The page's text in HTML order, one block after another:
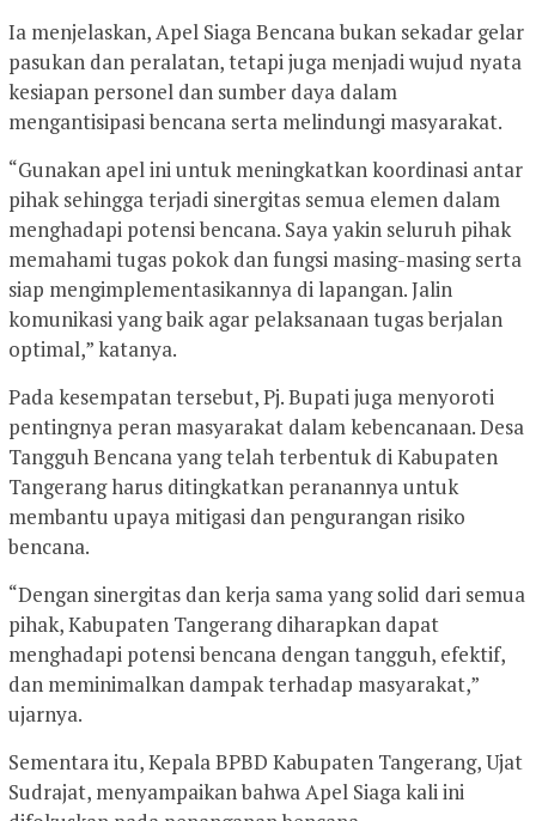
Ia menjelaskan, Apel Siaga Bencana bukan sekadar gelar
pasukan dan peralatan, tetapi juga menjadi wujud nyata
kesiapan personel dan sumber daya dalam
mengantisipasi bencana serta melindungi masyarakat.
“Gunakan apel ini untuk meningkatkan koordinasi antar
pihak sehingga terjadi sinergitas semua elemen dalam
menghadapi potensi bencana. Saya yakin seluruh pihak
memahami tugas pokok dan fungsi masing-masing serta
siap mengimplementasikannya di lapangan. Jalin
komunikasi yang baik agar pelaksanaan tugas berjalan
optimal,” katanya.
Pada kesempatan tersebut, Pj. Bupati juga menyoroti
pentingnya peran masyarakat dalam kebencanaan. Desa
Tangguh Bencana yang telah terbentuk di Kabupaten
Tangerang harus ditingkatkan peranannya untuk
membantu upaya mitigasi dan pengurangan risiko
bencana.
“Dengan sinergitas dan kerja sama yang solid dari semua
pihak, Kabupaten Tangerang diharapkan dapat
menghadapi potensi bencana dengan tangguh, efektif,
dan meminimalkan dampak terhadap masyarakat,”
ujarnya.
Sementara itu, Kepala BPBD Kabupaten Tangerang, Ujat
Sudrajat, menyampaikan bahwa Apel Siaga kali ini